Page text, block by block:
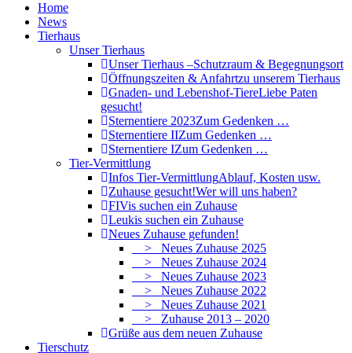
Home
News
Tierhaus
Unser Tierhaus
Unser Tierhaus –Schutzraum & Begegnungsort
Öffnungszeiten & Anfahrtzu unserem Tierhaus
Gnaden- und Lebenshof-TiereLiebe Paten
gesucht!
Sternentiere 2023Zum Gedenken …
Sternentiere IIZum Gedenken …
Sternentiere IZum Gedenken …
Tier-Vermittlung
Infos Tier-VermittlungAblauf, Kosten usw.
Zuhause gesucht!Wer will uns haben?
FIVis suchen ein Zuhause
Leukis suchen ein Zuhause
Neues Zuhause gefunden!
> Neues Zuhause 2025
> Neues Zuhause 2024
> Neues Zuhause 2023
> Neues Zuhause 2022
> Neues Zuhause 2021
> Zuhause 2013 – 2020
Grüße aus dem neuen Zuhause
Tierschutz